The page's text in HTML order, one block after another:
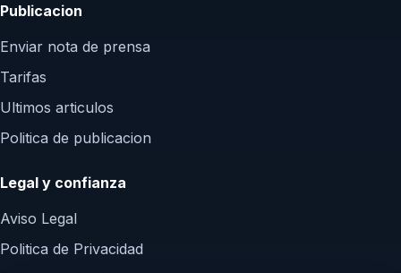
Publicacion
Enviar nota de prensa
Tarifas
Ultimos articulos
Politica de publicacion
Legal y confianza
Aviso Legal
Politica de Privacidad